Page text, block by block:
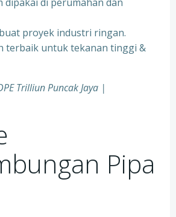
buat proyek industri ringan.
terbaik untuk tekanan tinggi &
Trilliun Puncak Jaya |
Pipa